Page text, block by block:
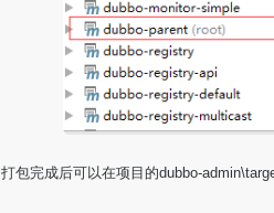
打包完成后可以在项目的dubbo-